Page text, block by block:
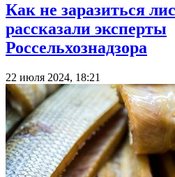
Как не заразиться
рассказали эксперты
Россельхознадзора
22 июля 2024, 18:21